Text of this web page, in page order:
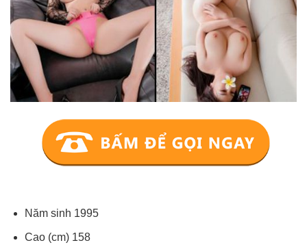
Năm sinh 1995
Cao (cm) 158